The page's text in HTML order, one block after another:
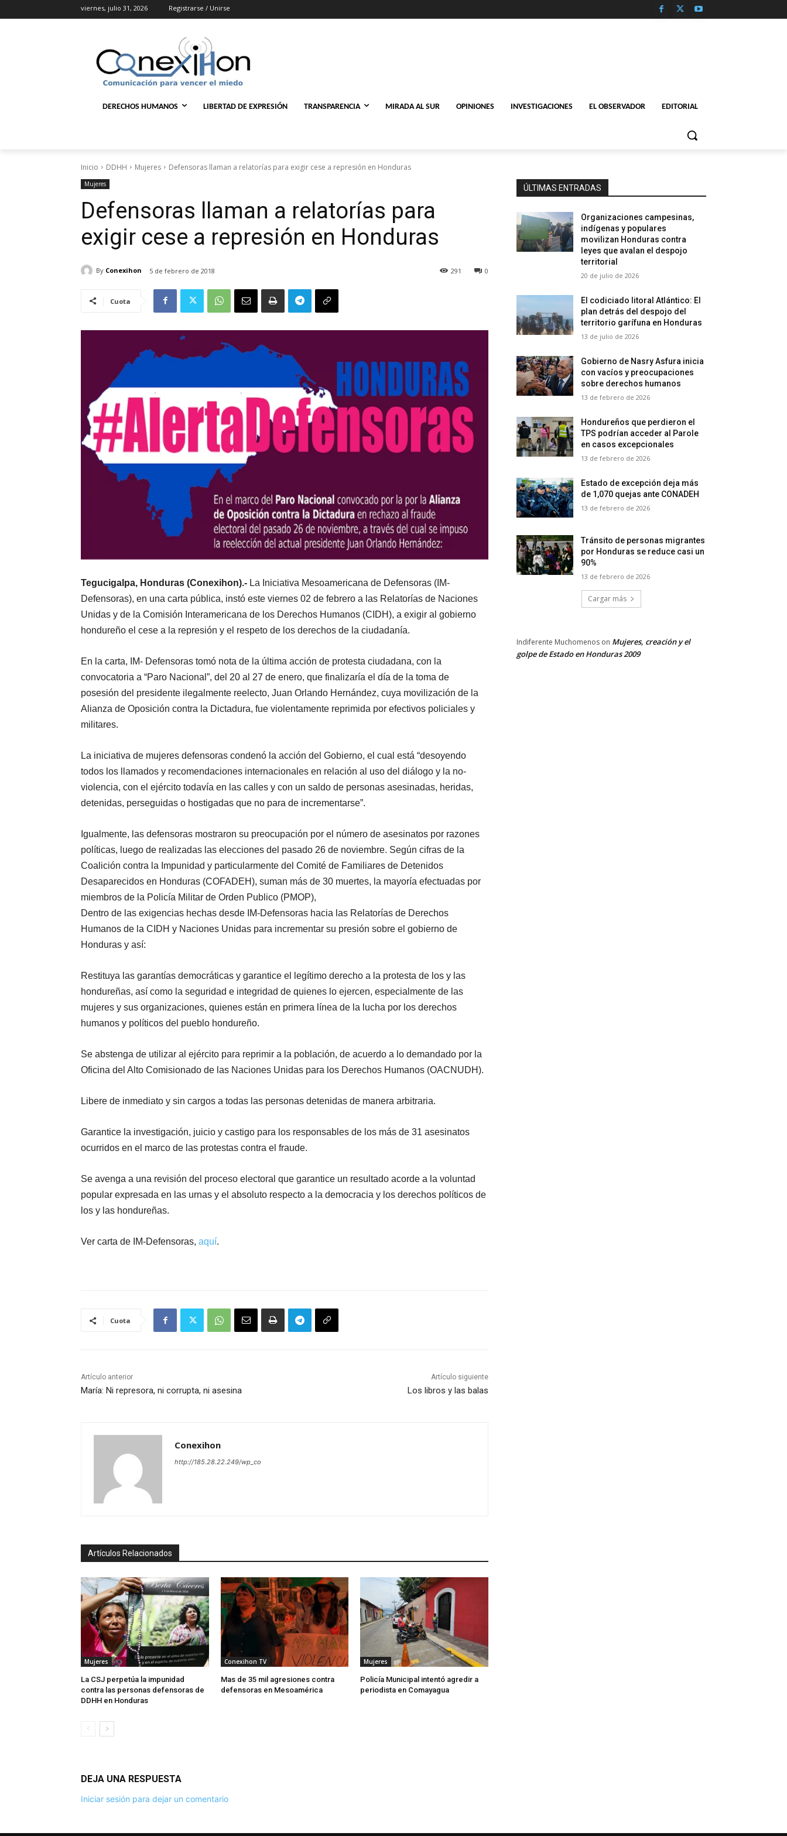
viernes, julio 31, 2026 Registrarse / Unirse
DERECHOS HUMANOS LIBERTAD DE EXPRESIÓN TRANSPARENCIA MIRADA AL SUR OPINIONES INVESTIGACIONES EL OBSERVADOR EDITORIAL
Inicio DDHH Mujeres Defensoras llaman a relatorías para exigir cese a represión en Honduras
Mujeres
Defensoras llaman a relatorías para
exigir cese a represión en Honduras
By Conexihon 5 de febrero de 2018 0
291
Cuota
Tegucigalpa, Honduras (Conexihon).- La Iniciativa Mesoamericana de Defensoras (IM-
Defensoras), en una carta pública, instó este viernes 02 de febrero a las Relatorías de Naciones
Unidas y de la Comisión Interamericana de los Derechos Humanos (CIDH), a exigir al gobierno
hondureño el cese a la represión y el respeto de los derechos de la ciudadanía.
En la carta, IM- Defensoras tomó nota de la última acción de protesta ciudadana, con la
convocatoria a “Paro Nacional”, del 20 al 27 de enero, que finalizaría el día de la toma de
posesión del presidente ilegalmente reelecto, Juan Orlando Hernández, cuya movilización de la
Alianza de Oposición contra la Dictadura, fue violentamente reprimida por efectivos policiales y
militares.
La iniciativa de mujeres defensoras condenó la acción del Gobierno, el cual está “desoyendo
todos los llamados y recomendaciones internacionales en relación al uso del diálogo y la no-
violencia, con el ejército todavía en las calles y con un saldo de personas asesinadas, heridas,
detenidas, perseguidas o hostigadas que no para de incrementarse”.
Igualmente, las defensoras mostraron su preocupación por el número de asesinatos por razones
políticas, luego de realizadas las elecciones del pasado 26 de noviembre. Según cifras de la
Coalición contra la Impunidad y particularmente del Comité de Familiares de Detenidos
Desaparecidos en Honduras (COFADEH), suman más de 30 muertes, la mayoría efectuadas por
miembros de la Policía Militar de Orden Publico (PMOP),
Dentro de las exigencias hechas desde IM-Defensoras hacia las Relatorías de Derechos
Humanos de la CIDH y Naciones Unidas para incrementar su presión sobre el gobierno de
Honduras y así:
Restituya las garantías democráticas y garantice el legítimo derecho a la protesta de los y las
hondureñas, así como la seguridad e integridad de quienes lo ejercen, especialmente de las
mujeres y sus organizaciones, quienes están en primera línea de la lucha por los derechos
humanos y políticos del pueblo hondureño.
Se abstenga de utilizar al ejército para reprimir a la población, de acuerdo a lo demandado por la
Oficina del Alto Comisionado de las Naciones Unidas para los Derechos Humanos (OACNUDH).
Libere de inmediato y sin cargos a todas las personas detenidas de manera arbitraria.
Garantice la investigación, juicio y castigo para los responsables de los más de 31 asesinatos
ocurridos en el marco de las protestas contra el fraude.
Se avenga a una revisión del proceso electoral que garantice un resultado acorde a la voluntad
popular expresada en las urnas y el absoluto respecto a la democracia y los derechos políticos de
los y las hondureñas.
Ver carta de IM-Defensoras, aquí.
Cuota
Artículo anterior
María: Ni represora, ni corrupta, ni asesina
Artículo siguiente
Los libros y las balas
Conexihon
http://185.28.22.249/wp_co
Artículos Relacionados
Mujeres
La CSJ perpetúa la impunidad
contra las personas defensoras de
DDHH en Honduras
Conexihon TV
Mas de 35 mil agresiones contra
defensoras en Mesoamérica
Mujeres
Policía Municipal intentó agredir a
periodista en Comayagua
DEJA UNA RESPUESTA
Iniciar sesión para dejar un comentario
ÚLTIMAS ENTRADAS
Organizaciones campesinas,
indígenas y populares
movilizan Honduras contra
leyes que avalan el despojo
territorial
20 de julio de 2026
El codiciado litoral Atlántico: El
plan detrás del despojo del
territorio garífuna en Honduras
13 de julio de 2026
Gobierno de Nasry Asfura inicia
con vacíos y preocupaciones
sobre derechos humanos
13 de febrero de 2026
Hondureños que perdieron el
TPS podrían acceder al Parole
en casos excepcionales
13 de febrero de 2026
Estado de excepción deja más
de 1,070 quejas ante CONADEH
13 de febrero de 2026
Tránsito de personas migrantes
por Honduras se reduce casi un
90%
13 de febrero de 2026
Cargar más
Indiferente Muchomenos on Mujeres, creación y el
golpe de Estado en Honduras 2009